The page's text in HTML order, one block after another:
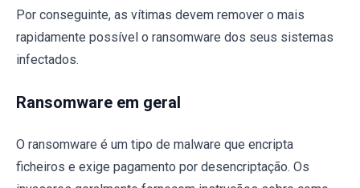
Por conseguinte, as vítimas devem remover o mais
rapidamente possível o ransomware dos seus sistemas
infectados.
Ransomware em geral
O ransomware é um tipo de malware que encripta
ficheiros e exige pagamento por desencriptação. Os